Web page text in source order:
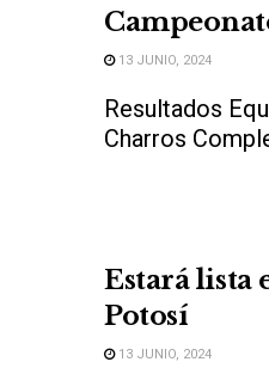
13 JUNIO, 2024
Resultados
Charros
Estará lista
Potosí
13 JUNIO, 2024